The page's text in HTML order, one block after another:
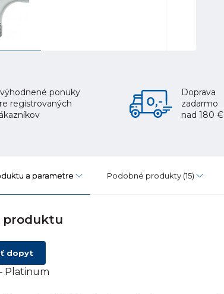
ponuky
registrovaných
Doprava
zadarmo
nad 180 €
a parametre Podobné produkty (15)
produktu
dopyt
Platinum